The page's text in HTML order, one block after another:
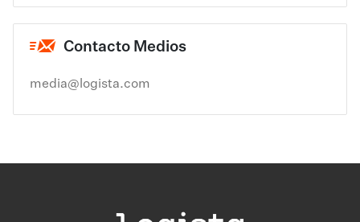
Contacto Medios
media@logista.com